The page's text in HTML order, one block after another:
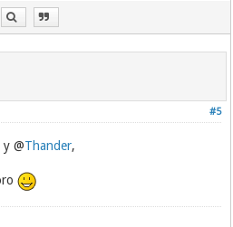
#5
y @Thander,